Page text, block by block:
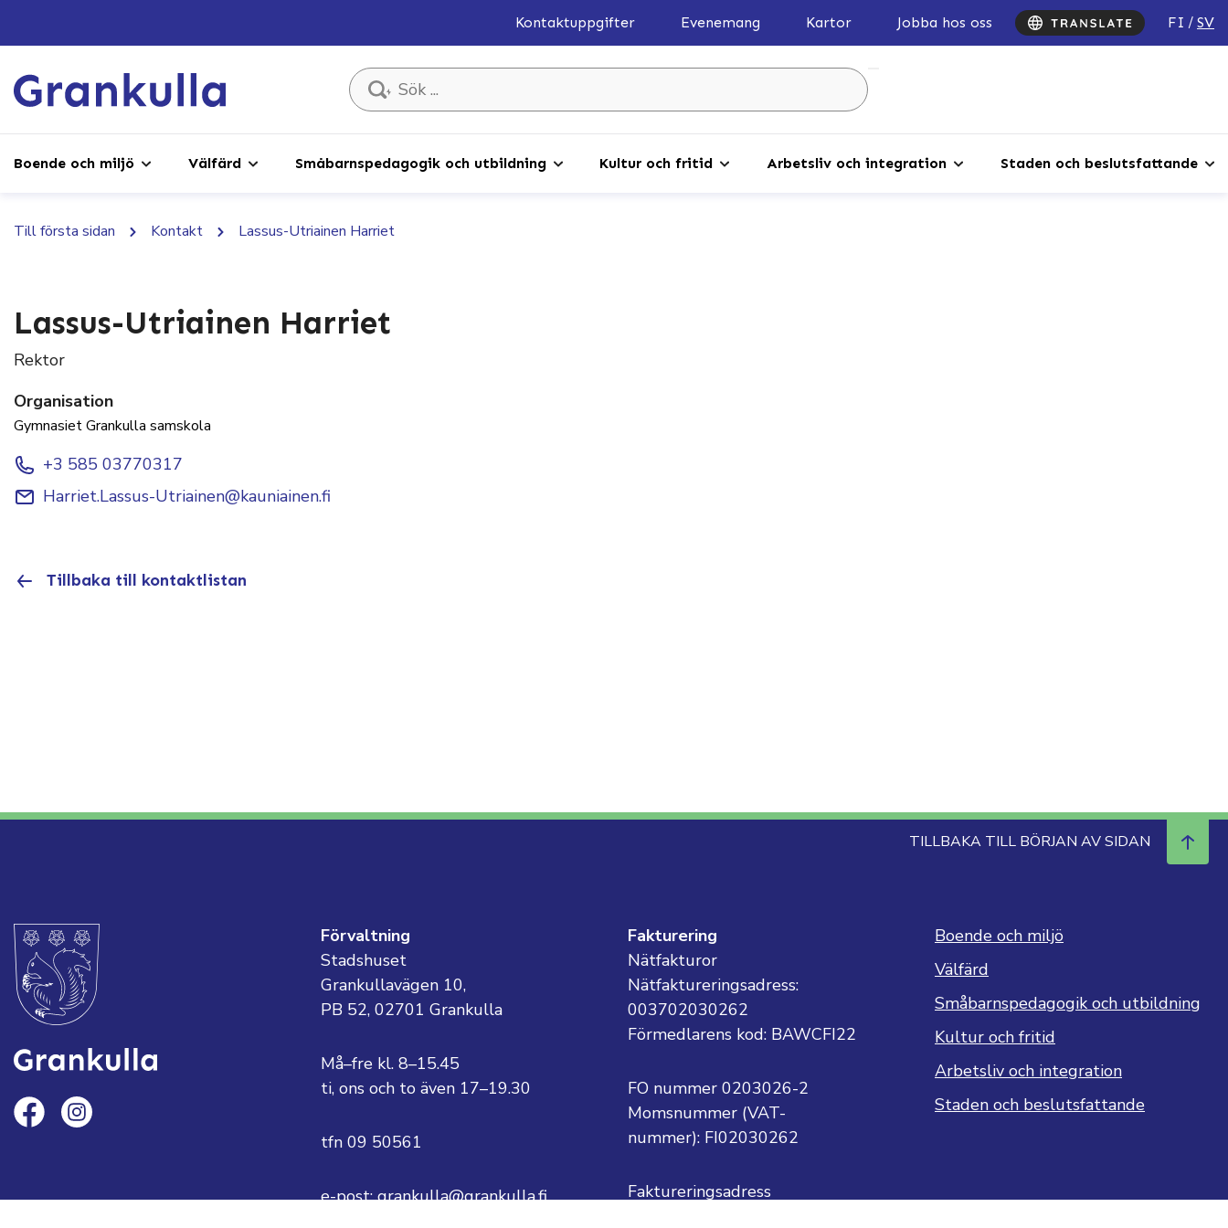
Kontaktuppgifter Evenemang Kartor Jobba hos oss FI SV
Sök ...
Boende och miljö Välfärd Småbarnspedagogik och utbildning Kultur och fritid Arbetsliv och integration Staden och beslutsfattande
Till första sidan Kontakt Lassus-Utriainen Harriet
Lassus-Utriainen Harriet
Rektor
Organisation
Gymnasiet Grankulla samskola
+3 585 03770317
Harriet.Lassus-Utriainen@kauniainen.fi
Tillbaka till kontaktlistan
TILLBAKA TILL BÖRJAN AV SIDAN
Förvaltning
Stadshuset
Grankullavägen 10,
PB 52, 02701 Grankulla
Må–fre kl. 8–15.45
ti, ons och to även 17–19.30
tfn 09 50561
e-post: grankulla@grankulla.fi
Fakturering
Nätfakturor
Nätfaktureringsadress:
003702030262
Förmedlarens kod: BAWCFI22
FO nummer 0203026-2
Momsnummer (VAT-
nummer): FI02030262
Faktureringsadress
Boende och miljö
Välfärd
Småbarnspedagogik och utbildning
Kultur och fritid
Arbetsliv och integration
Staden och beslutsfattande